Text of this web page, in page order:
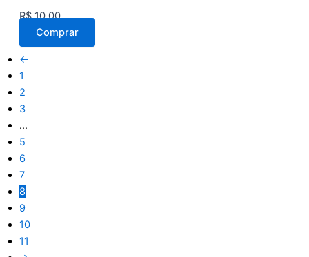
R$10,00
Comprar
←
1
2
3
…
5
6
7
8
9
10
11